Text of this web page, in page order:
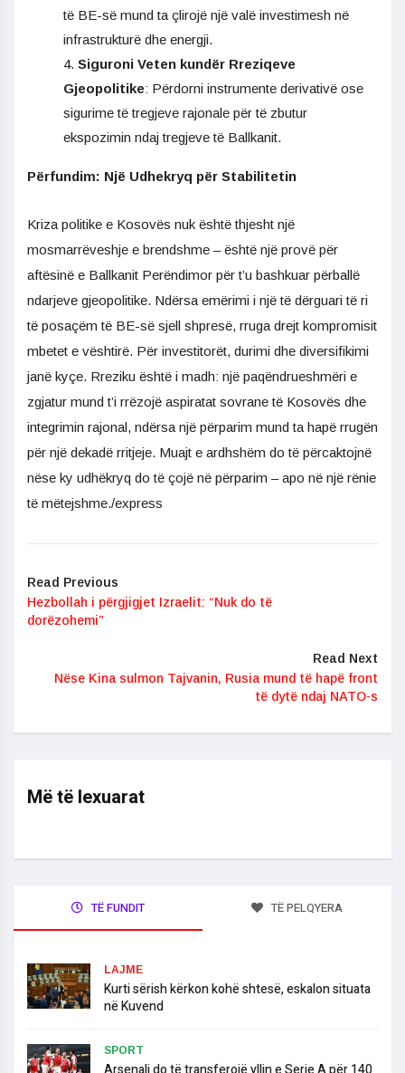
të BE-së mund ta çlirojë një valë investimesh në
infrastrukturë dhe energji.
Siguroni Veten kundër Rreziqeve
Gjeopolitike: Përdorni instrumente derivativë ose
sigurime të tregjeve rajonale për të zbutur
ekspozimin ndaj tregjeve të Ballkanit.
Përfundim: Një Udhekryq për Stabilitetin
Kriza politike e Kosovës nuk është thjesht një
mosmarrëveshje e brendshme – është një provë për
aftësinë e Ballkanit Perëndimor për t’u bashkuar përballë
ndarjeve gjeopolitike. Ndërsa emërimi i një të dërguari të ri
të posaçëm të BE-së sjell shpresë, rruga drejt kompromisit
mbetet e vështirë. Për investitorët, durimi dhe diversifikimi
janë kyçe. Rreziku është i madh: një paqëndrueshmëri e
zgjatur mund t’i rrëzojë aspiratat sovrane të Kosovës dhe
integrimin rajonal, ndërsa një përparim mund ta hapë rrugën
për një dekadë rritjeje. Muajt e ardhshëm do të përcaktojnë
nëse ky udhëkryq do të çojë në përparim – apo në një rënie
të mëtejshme./express
Read Previous
Hezbollah i përgjigjet Izraelit: “Nuk do të
dorëzohemi”
Read Next
Nëse Kina sulmon Tajvanin, Rusia mund të hapë front
të dytë ndaj NATO-s
Më të lexuarat
TË FUNDIT TË PELQYERA
LAJME
​Kurti sërish kërkon kohë shtesë, eskalon situata
në Kuvend
SPORT